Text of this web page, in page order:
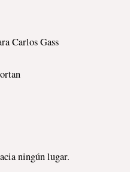
Carlos Gass
ningún lugar.